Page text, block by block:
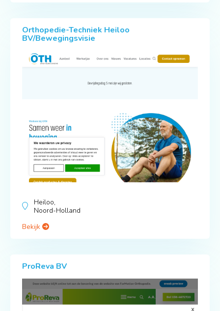
Orthopedie-Techniek Heiloo
BV/Bewegingsvisie
Heiloo,
Noord-Holland
Bekijk
ProReva BV